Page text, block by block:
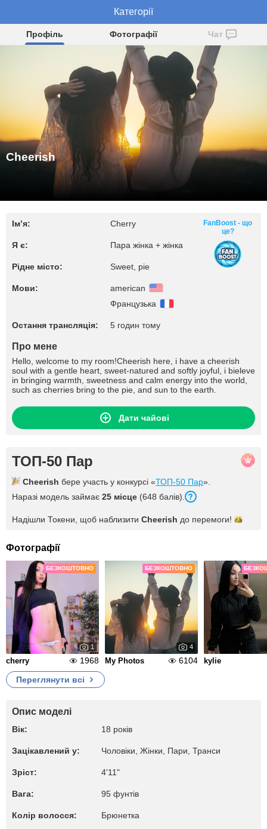
Cheerish
Профіль Фотографії Чат
Cheerish
Ім’я: Cherry
Я є: Пара жінка + жінка
Рідне місто: Sweet, pie
Мови:
american
Французька
Остання трансляція: 5 годин тому
FanBoost - що
це?
Про мене
Hello, welcome to my room!Cheerish here, i have a cheerish
soul with a gentle heart, sweet-natured and softly joyful, i bieleve
in bringing warmth, sweetness and calm energy into the world,
such as cherries bring to the pie, and sun to the earth.
Дати чайові
ТОП-50 Пар
Cheerish бере участь у конкурсі «ТОП-50 Пар».
Наразі модель займає 25 місце (648 балів).
Надішли Токени, щоб наблизити Cheerish до перемоги!
Фотографії
БЕЗКОШТОВНО
1
cherry 1968
БЕЗКОШТОВНО
4
My Photos 6104 kylie
Переглянути всі
Опис моделі
Вік: 18 років
Зацікавлений у: Чоловіки, Жiнки, Пари, Транси
Зріст: 4'11"
Вага: 95 фунтів
Колір волосся: Брюнетка
Категорії